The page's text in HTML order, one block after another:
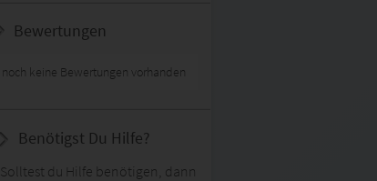
Bewertungen
noch keine Bewertungen vorhanden
Benötigst Du Hilfe?
Solltest du Hilfe benötigen, dann